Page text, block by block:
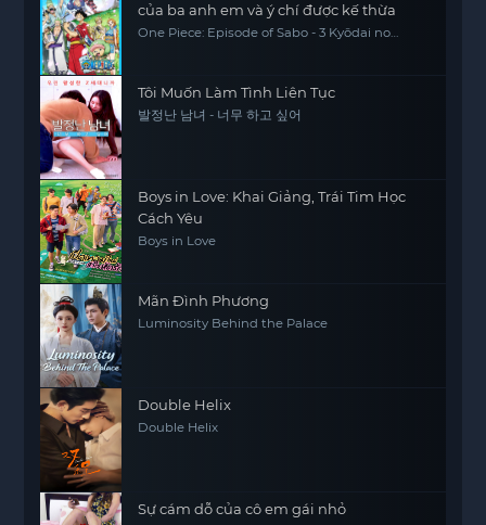
của ba anh em và ý chí được kế thừa
One Piece: Episode of Sabo - 3 Kyōdai no
Inherited Will
Tôi Muốn Làm Tình Liên Tục
발정난 남녀 - 너무 하고 싶어
Boys in Love: Khai Giảng, Trái Tim Học
Cách Yêu
Boys in Love
Mãn Đình Phương
Luminosity Behind the Palace
Double Helix
Double Helix
Sự cám dỗ của cô em gái nhỏ